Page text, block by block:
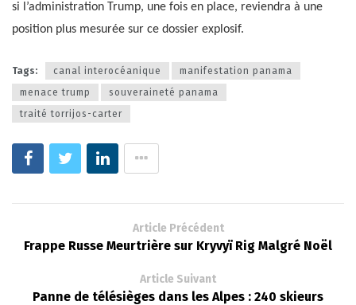
si l’administration Trump, une fois en place, reviendra à une
position plus mesurée sur ce dossier explosif.
Tags: canal interocéanique
manifestation panama
menace trump
souveraineté panama
traité torrijos-carter
Article Précédent
Frappe Russe Meurtrière sur Kryvyï Rig Malgré Noël
Article Suivant
Panne de télésièges dans les Alpes : 240 skieurs